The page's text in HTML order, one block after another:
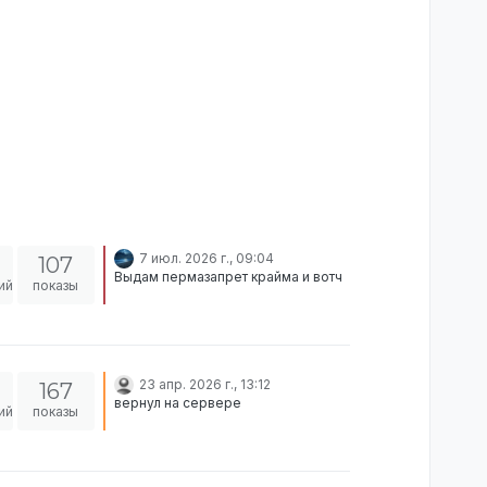
107
показы
7 июл. 2026 г., 09:04
Выдам пермазапрет крайма и вотч
167
показы
23 апр. 2026 г., 13:12
вернул на сервере